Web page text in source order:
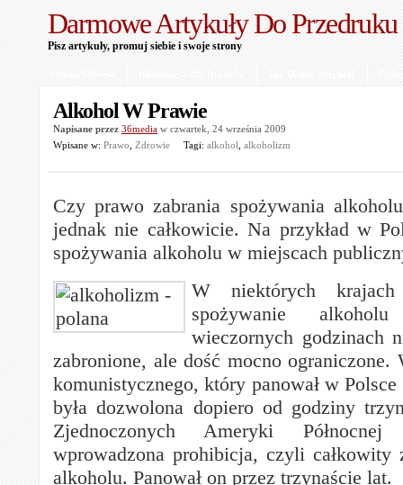
Darmowe Artykuły Do Przedruku
Pisz artykuły, promuj siebie i swoje strony
Alkohol W Prawie
Napisane przez 36media w czwartek, 24 września 2009
Wpisane w: Prawo Zdrowie Tagi: alkohol alkoholizm
Czy prawo zabrania spożywania
jednak nie całkowicie. Na przykład w
spożywania alkoholu w miejscach
W niektórych krajach
spożywanie
wieczornych godzinach
zabronione, ale dość mocno ograniczone.
komunistycznego, który panował w
była dozwolona dopiero od godziny
Zjednoczonych Ameryki
wprowadzona prohibicja, czyli całkowity
alkoholu. Panował on przez trzynaście lat.